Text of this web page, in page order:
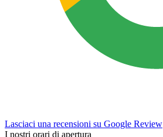
Lasciaci una recensioni su Google Review
I nostri orari di apertura